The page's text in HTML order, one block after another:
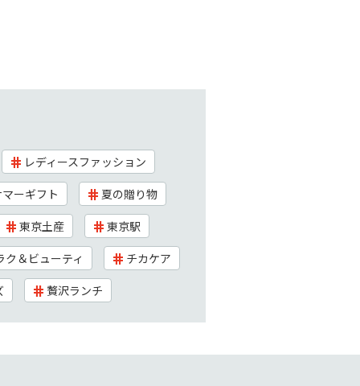
レディースファッション
ーギフト
夏の贈り物
東京土産
東京駅
ク＆ビューティ
チカケア
贅沢ランチ